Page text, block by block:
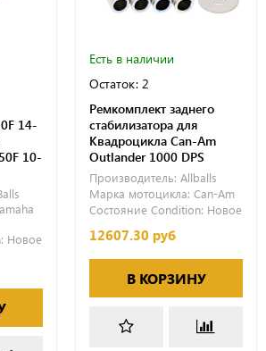
14-
10-
Новое
Есть в наличии
Остаток: 2
Ремкомплект заднего
стабилизатора для
Квадроцикла Can-Am
Outlander 1000 DPS
Производитель: Allballs
Марка мотоцикла: Can-Am
Состояние Condition: Новое
12607.30 руб
В КОРЗИНУ